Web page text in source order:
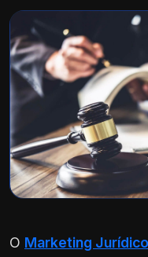
O Marketing Jurídico